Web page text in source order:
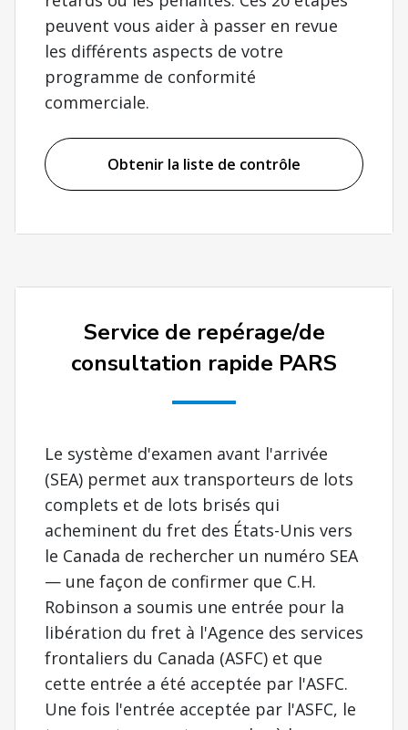
peuvent vous aider à passer en revue
les différents aspects de votre
programme de conformité
commerciale.
Obtenir la liste de contrôle
Service de repérage/de
consultation rapide PARS
Le système d'examen avant l'arrivée
(SEA) permet aux transporteurs de lots
complets et de lots brisés qui
acheminent du fret des États-Unis vers
le Canada de rechercher un numéro SEA
— une façon de confirmer que C.H.
Robinson a soumis une entrée pour la
libération du fret à l'Agence des services
frontaliers du Canada (ASFC) et que
cette entrée a été acceptée par l'ASFC.
Une fois l'entrée acceptée par l'ASFC, le